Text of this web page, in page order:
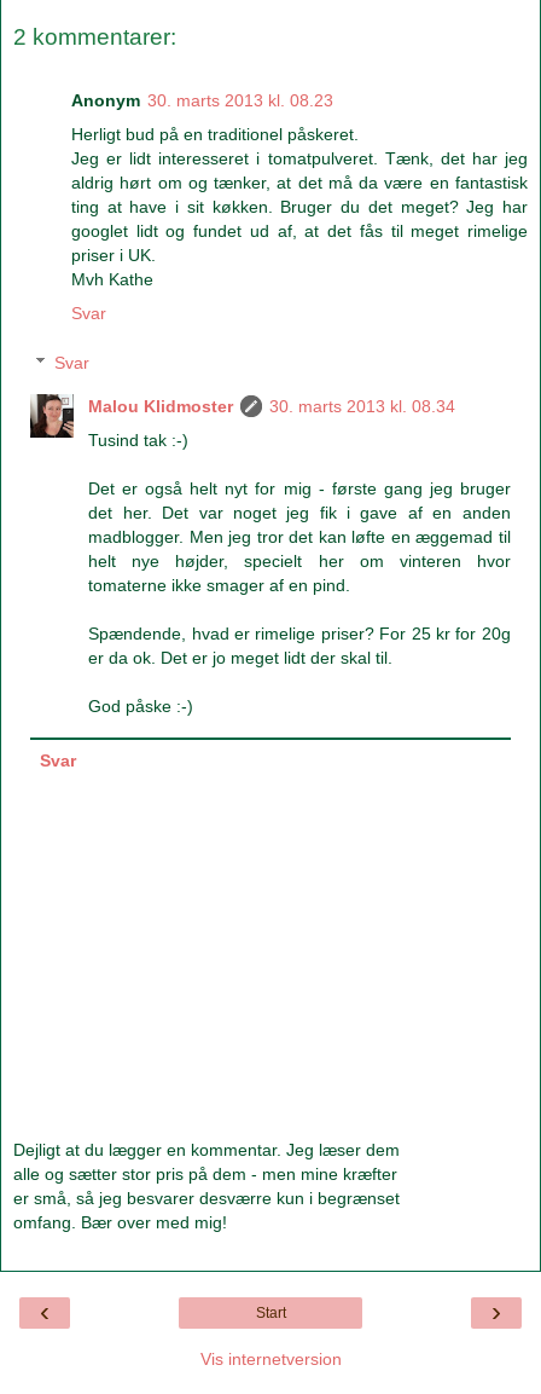
2 kommentarer:
Anonym 30. marts 2013 kl. 08.23
Herligt bud på en traditionel påskeret.
Jeg er lidt interesseret i tomatpulveret. Tænk, det har jeg
aldrig hørt om og tænker, at det må da være en fantastisk
ting at have i sit køkken. Bruger du det meget? Jeg har
googlet lidt og fundet ud af, at det fås til meget rimelige
priser i UK.
Mvh Kathe
Svar
Svar
Malou Klidmoster
30. marts 2013 kl. 08.34
Tusind tak :-)
Det er også helt nyt for mig - første gang jeg bruger
det her. Det var noget jeg fik i gave af en anden
madblogger. Men jeg tror det kan løfte en æggemad til
helt nye højder, specielt her om vinteren hvor
tomaterne ikke smager af en pind.
Spændende, hvad er rimelige priser? For 25 kr for 20g
er da ok. Det er jo meget lidt der skal til.
God påske :-)
Svar
Dejligt at du lægger en kommentar. Jeg læser dem
alle og sætter stor pris på dem - men mine kræfter
er små, så jeg besvarer desværre kun i begrænset
omfang. Bær over med mig!
‹ ›
Start
Vis internetversion